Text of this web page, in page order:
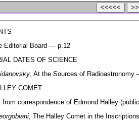
Editorial Board — p.12
DATES OF SCIENCE
, At the Sources of Radioastronomy
COMET
from correspondence of Edmond Halley
, The Halley Comet in the